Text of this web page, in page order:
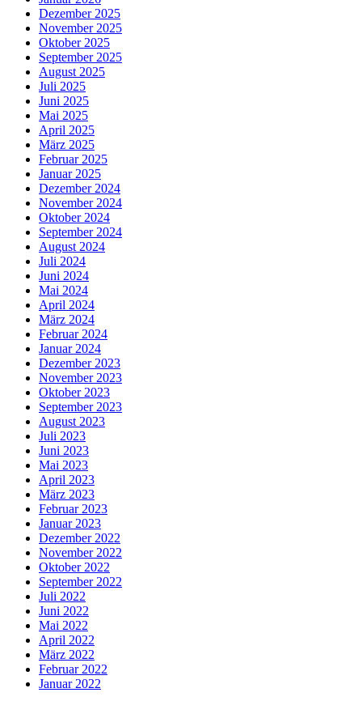
Dezember 2025
November 2025
Oktober 2025
September 2025
August 2025
Juli 2025
Juni 2025
Mai 2025
April 2025
März 2025
Februar 2025
Januar 2025
Dezember 2024
November 2024
Oktober 2024
September 2024
August 2024
Juli 2024
Juni 2024
Mai 2024
April 2024
März 2024
Februar 2024
Januar 2024
Dezember 2023
November 2023
Oktober 2023
September 2023
August 2023
Juli 2023
Juni 2023
Mai 2023
April 2023
März 2023
Februar 2023
Januar 2023
Dezember 2022
November 2022
Oktober 2022
September 2022
Juli 2022
Juni 2022
Mai 2022
April 2022
März 2022
Februar 2022
Januar 2022